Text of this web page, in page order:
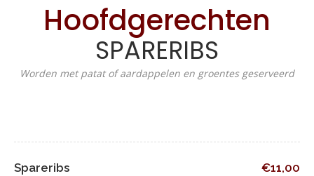
Hoofdgerechten
SPARERIBS
Worden met patat of aardappelen en groentes geserveerd
Spareribs €11,00